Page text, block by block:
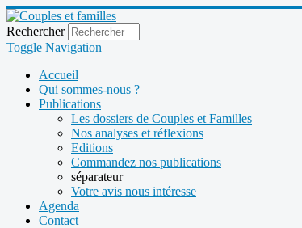
Rechercher
Toggle Navigation
Accueil
Qui sommes-nous ?
Publications
Les dossiers de Couples et Familles
Nos analyses et réflexions
Editions
Commandez nos publications
séparateur
Votre avis nous intéresse
Agenda
Contact